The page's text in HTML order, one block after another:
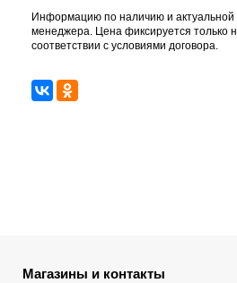
Информацию по наличию и актуальной
менеджера. Цена фиксируется только
соответствии с условиями договора.
Магазины и контакты